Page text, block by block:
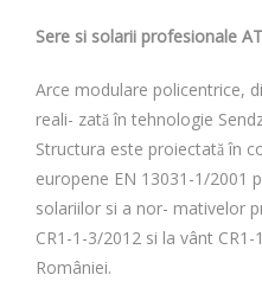
Sere si solarii profesionale
Arce modulare policentrice,
reali- zată în tehnologie
Structura este proiectată în
europene EN 13031-1/2001
solariilor si a nor- mativelor
CR1-1-3/2012 si la vânt
României.